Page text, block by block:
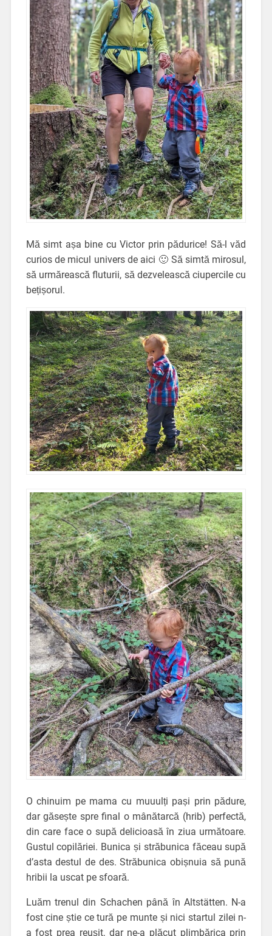
Mă simt așa bine cu Victor prin pădurice! Să-l văd
curios de micul univers de aici 🙂 Să simtă mirosul,
să urmărească fluturii, să dezvelească ciupercile cu
bețișorul.
O chinuim pe mama cu muuulți pași prin pădure,
dar găsește spre final o mânătarcă (hrib) perfectă,
din care face o supă delicioasă în ziua următoare.
Gustul copilăriei. Bunica și străbunica făceau supă
d’asta destul de des. Străbunica obișnuia să pună
hribii la uscat pe sfoară.
Luăm trenul din Schachen până în Altstätten. N-a
fost cine știe ce tură pe munte și nici startul zilei n-
a fost prea reușit, dar ne-a plăcut plimbărica prin